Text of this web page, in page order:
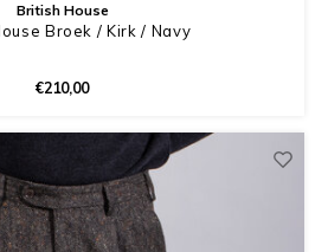
British House
Broek / Kirk / Navy
€210,00